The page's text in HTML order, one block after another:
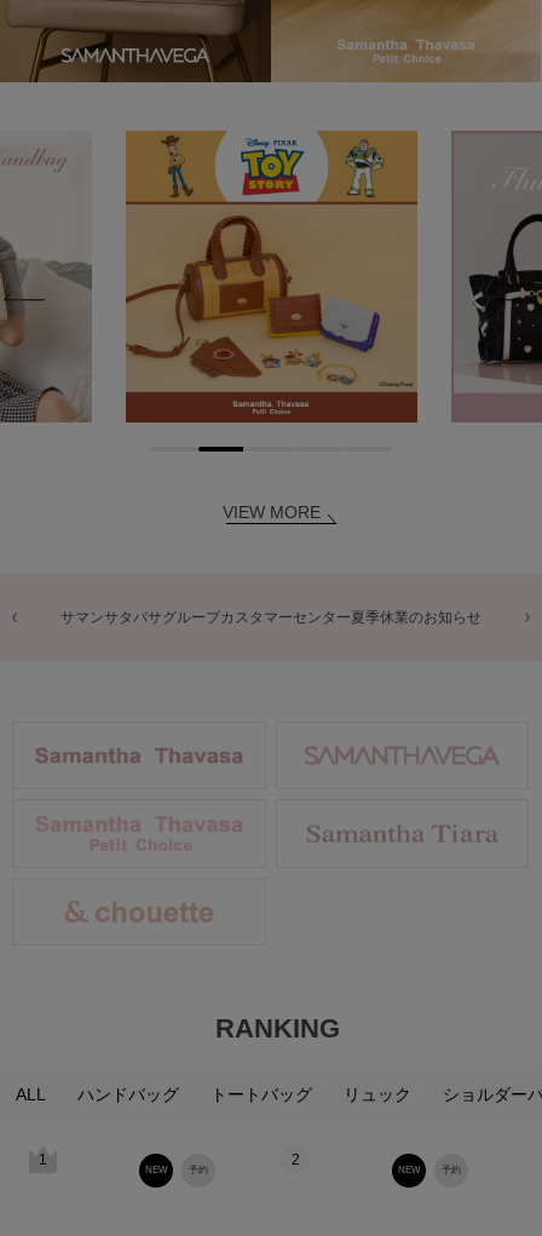
VIEW MORE
商品に関するお詫びとお知らせ
RANKING
ALL ハンドバッグ トートバッグ リュック ショルダー
1
予約
NEW
2
予約
NEW